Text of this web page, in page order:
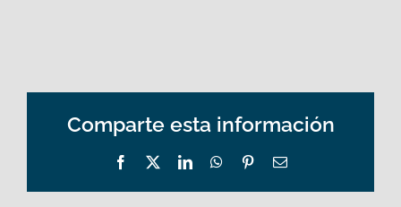
Comparte esta información
Facebook LinkedInWhatsApp
PinterestEmail